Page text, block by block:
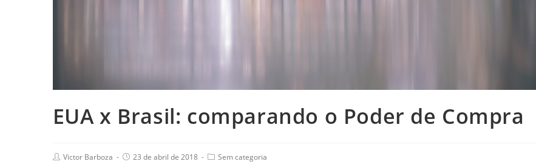
EUA x Brasil: comparando o Poder de Compra
Victor Barboza 23 de abril de 2018 Sem categoria